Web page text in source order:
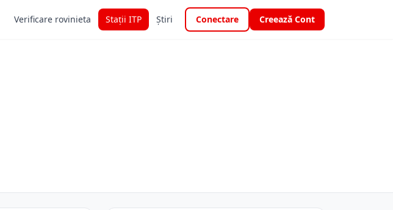
Verificare rovinieta Stații ITP Știri Conectare Creează Cont